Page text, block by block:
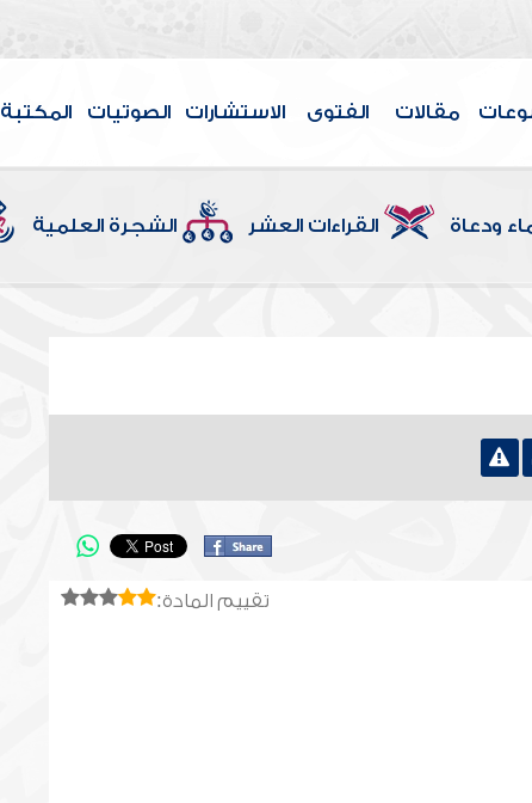
مقالات الفتوى الاستشارات الصوتيات المكتبة
ودعاة القراءات العشر الشجرة العلمية
تقييم المادة: